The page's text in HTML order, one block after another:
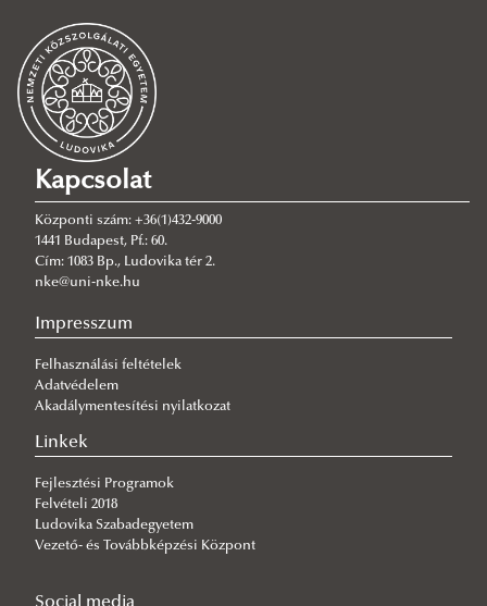
Kapcsolat
Központi szám: +36(1)432-9000
1441 Budapest, Pf.: 60.
Cím: 1083 Bp., Ludovika tér 2.
nke@uni-nke.hu
Impresszum
Felhasználási feltételek
Adatvédelem
Akadálymentesítési nyilatkozat
Linkek
Fejlesztési Programok
Felvételi 2018
Ludovika Szabadegyetem
Vezető- és Továbbképzési Központ